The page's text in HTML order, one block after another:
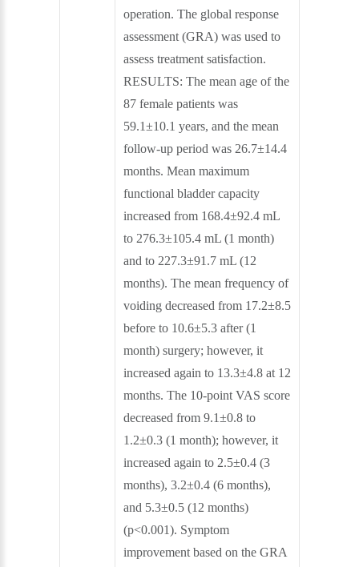
operation. The global response
assessment (GRA) was used to
assess treatment satisfaction.
RESULTS: The mean age of the
87 female patients was
59.1±10.1 years, and the mean
follow-up period was 26.7±14.4
months. Mean maximum
functional bladder capacity
increased from 168.4±92.4 mL
to 276.3±105.4 mL (1 month)
and to 227.3±91.7 mL (12
months). The mean frequency of
voiding decreased from 17.2±8.5
before to 10.6±5.3 after (1
month) surgery; however, it
increased again to 13.3±4.8 at 12
months. The 10-point VAS score
decreased from 9.1±0.8 to
1.2±0.3 (1 month); however, it
increased again to 2.5±0.4 (3
months), 3.2±0.4 (6 months),
and 5.3±0.5 (12 months)
(p<0.001). Symptom
improvement based on the GRA